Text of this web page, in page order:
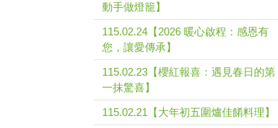
動手做燈籠】
115.02.24【2026 暖心啟程：感恩有
您，讓愛傳承】
115.02.23【櫻紅報喜：遇見春日的第
一抹驚喜】
115.02.21【大年初五圍爐佳餚料理】